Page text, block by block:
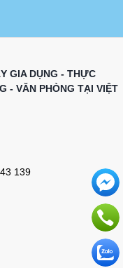
GIA DỤNG - THỰC
- VĂN PHÒNG TẠI VIỆT
139